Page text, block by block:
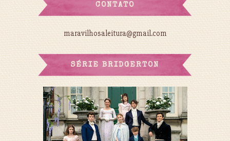
CONTATO
maravilhosaleitura@gmail.com
SÉRIE BRIDGERTON